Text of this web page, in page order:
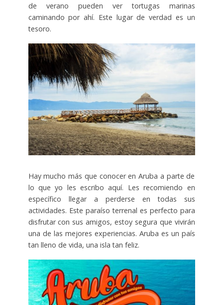
de verano pueden ver tortugas marinas
caminando por ahí. Este lugar de verdad es un
tesoro.
Hay mucho más que conocer en Aruba a parte de
lo que yo les escribo aquí. Les recomiendo en
específico llegar a perderse en todas sus
actividades. Este paraíso terrenal es perfecto para
disfrutar con sus amigos, estoy segura que vivirán
una de las mejores experiencias. Aruba es un país
tan lleno de vida, una isla tan feliz.